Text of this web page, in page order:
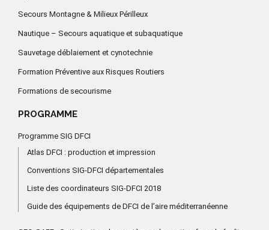
Secours Montagne & Milieux Périlleux
Nautique – Secours aquatique et subaquatique
Sauvetage déblaiement et cynotechnie
Formation Préventive aux Risques Routiers
Formations de secourisme
PROGRAMME
Programme SIG DFCI
Atlas DFCI : production et impression
Conventions SIG-DFCI départementales
Liste des coordinateurs SIG-DFCI 2018
Guide des équipements de DFCI de l’aire méditerranéenne